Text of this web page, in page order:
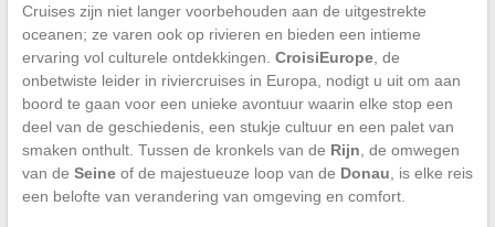
Cruises zijn niet langer voorbehouden aan de uitgestrekte
oceanen; ze varen ook op rivieren en bieden een intieme
ervaring vol culturele ontdekkingen. CroisiEurope, de
onbetwiste leider in riviercruises in Europa, nodigt u uit om aan
boord te gaan voor een unieke avontuur waarin elke stop een
deel van de geschiedenis, een stukje cultuur en een palet van
smaken onthult. Tussen de kronkels van de Rijn , de omwegen
van de Seineof de majestueuze loop van de Donau , is elke reis
een belofte van verandering van omgeving en comfort.